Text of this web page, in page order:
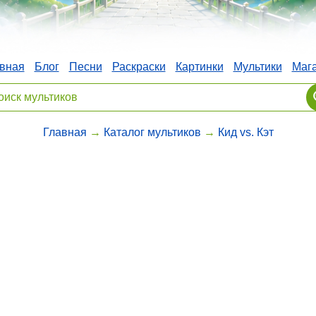
Блог Песни Раскраски Картинки Мультики
Главная → Каталог мультиков → Кид vs. Кэт